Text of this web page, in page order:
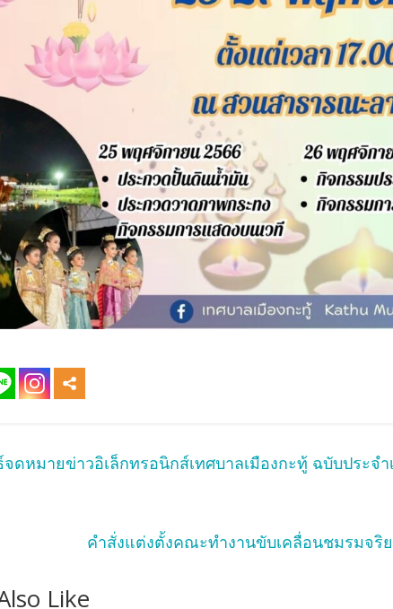
ดหมายข่าวอิเล็กทรอนิกส์เทศบาลเมืองกะทู้ ฉบับประจ
คำสั่งแต่งตั้งคณะทำงานขับเคลื่อนชมรมจริ
Like